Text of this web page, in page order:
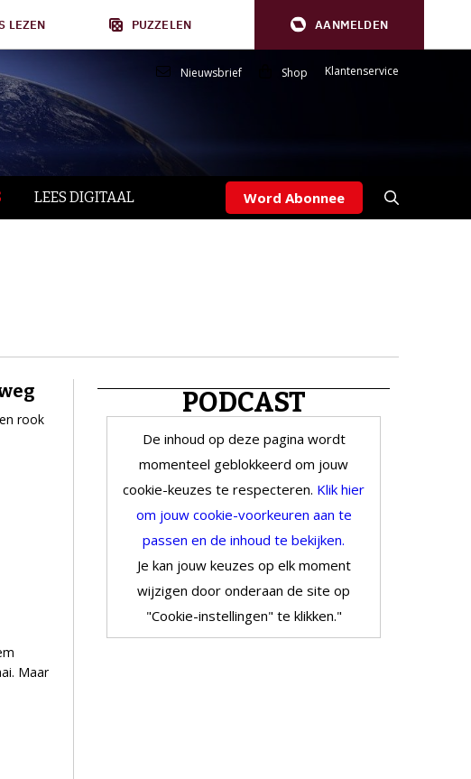
LEZEN PUZZELEN AANMELDEN
Nieuwsbrief Shop Klantenservice
LEES DIGITAAL Word Abonnee
rook
Maar
PODCAST
De inhoud op deze pagina wordt
momenteel geblokkeerd om jouw
cookie-keuzes te respecteren. Klik hier
om jouw cookie-voorkeuren aan te
passen en de inhoud te bekijken.
Je kan jouw keuzes op elk moment
wijzigen door onderaan de site op
"Cookie-instellingen" te klikken."